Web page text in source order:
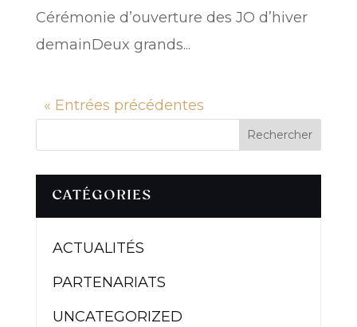
Cérémonie d’ouverture des JO d’hiver
demainDeux grands...
« Entrées précédentes
Rechercher
CATÉGORIES
ACTUALITÉS
PARTENARIATS
UNCATEGORIZED